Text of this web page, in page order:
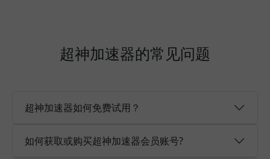
超神加速器的常见问题
超神加速器如何免费试用？
如何获取或购买超神加速器会员账号?